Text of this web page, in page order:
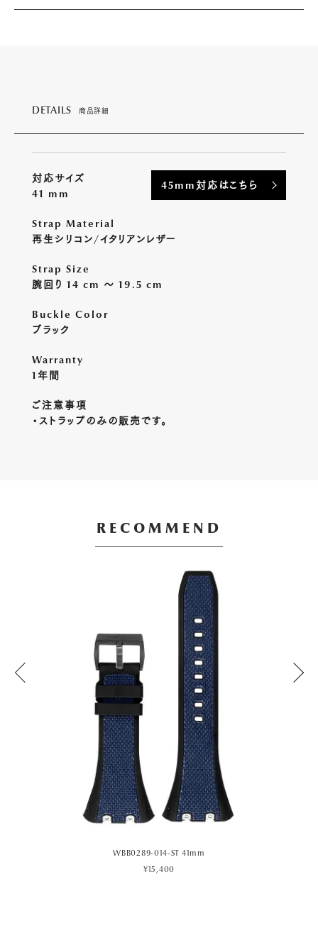
DETAILS 商品詳細
対応サイズ
41 mm
45mm対応はこちら
Strap Material
再生シリコン/イタリアンレザー
Strap Size
腕回り 14 cm 〜 19.5 cm
Buckle Color
ブラック
Warranty
1年間
ご注意事項
・ストラップのみの販売です。
RECOMMEND
WBB0289-014-ST 41mm